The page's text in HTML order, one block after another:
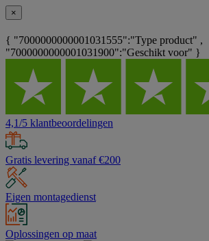
×
{ "7000000000001031555":"Type product" ,
"7000000000001031900":"Geschikt voor" }
4,1/5 klantbeoordelingen
Gratis levering vanaf €200
Eigen montagedienst
Oplossingen op maat